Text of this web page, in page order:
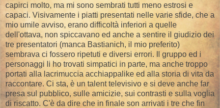
capirci molto, ma mi sono sembrati tutti meno estrosi e
capaci. Visivamente i piatti presentati nelle varie sfide, che a
mio umile avviso, erano difficoltà inferiori a quelle
dell'ottava, non spiccavano ed anche a sentire il giudizio dei
tre presentatori (manca Bastianich, il mio preferito)
sembrava ci fossero ripetuti e diversi errori. Il gruppo ed i
personaggi li ho trovati simpatici in parte, ma anche troppo
portati alla lacrimuccia acchiappalike ed alla storia di vita da
raccontare. Ci sta, è un talent televisivo e si deve anche far
presa sul pubblico, sulle amicizie, sui contrasti e sulla voglia
di riscatto. C'è da dire che in finale son arrivati i tre che fin